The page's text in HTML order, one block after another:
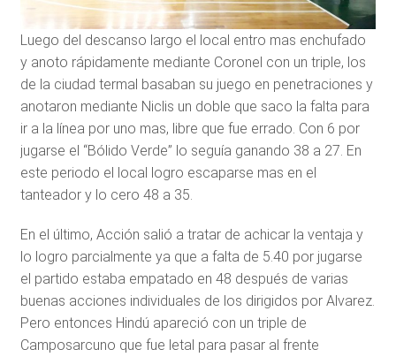
Luego del descanso largo el local entro mas enchufado
y anoto rápidamente mediante Coronel con un triple, los
de la ciudad termal basaban su juego en penetraciones y
anotaron mediante Niclis un doble que saco la falta para
ir a la línea por uno mas, libre que fue errado. Con 6 por
jugarse el “Bólido Verde” lo seguía ganando 38 a 27. En
este periodo el local logro escaparse mas en el
tanteador y lo cero 48 a 35.
En el último, Acción salió a tratar de achicar la ventaja y
lo logro parcialmente ya que a falta de 5.40 por jugarse
el partido estaba empatado en 48 después de varias
buenas acciones individuales de los dirigidos por Alvarez.
Pero entonces Hindú apareció con un triple de
Camposarcuno que fue letal para pasar al frente